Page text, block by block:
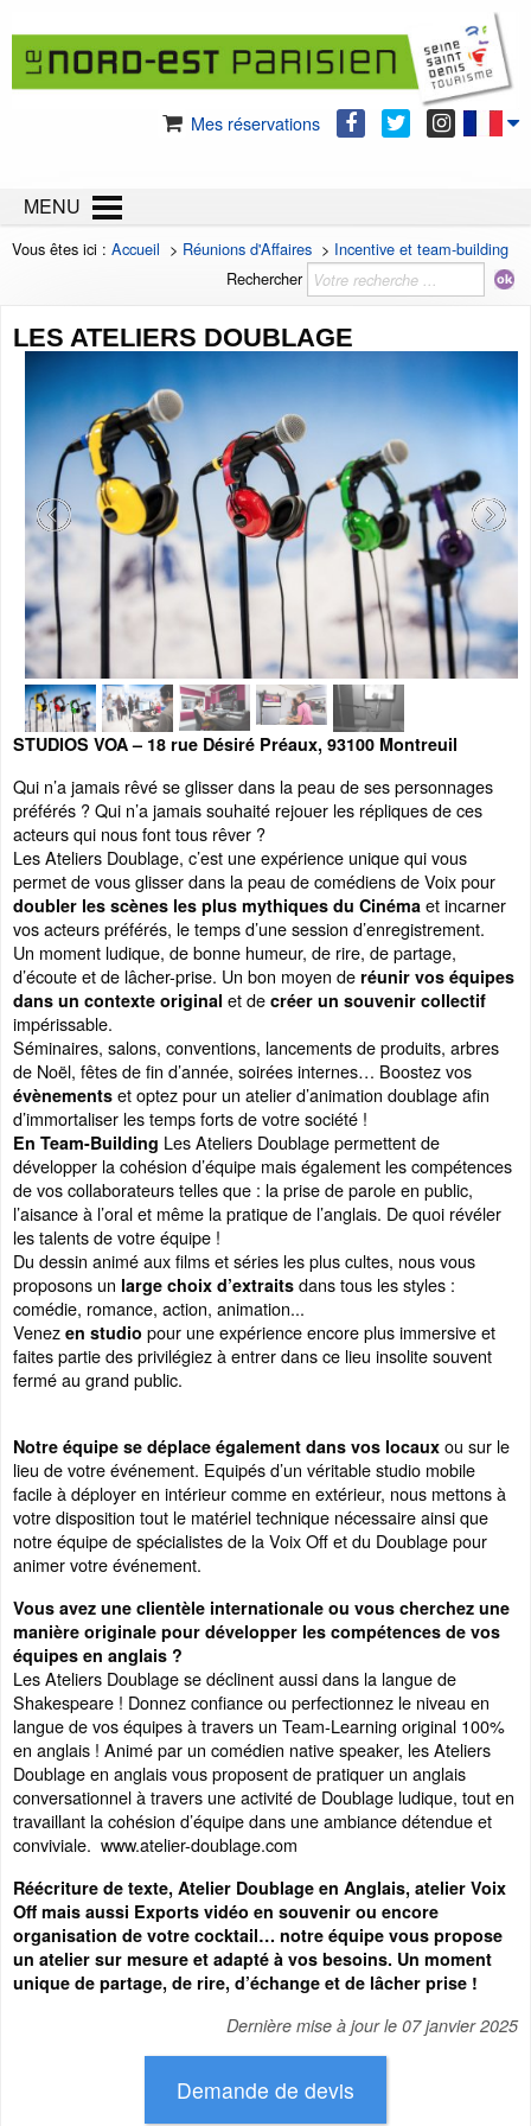
Mes réservations
MENU
Vous êtes ici : Accueil > Réunions d'Affaires > Incentive et team-building
Rechercher
LES ATELIERS DOUBLAGE
STUDIOS VOA – 18 rue Désiré Préaux, 93100 Montreuil
Qui n’a jamais rêvé se glisser dans la peau de ses personnages
préférés ? Qui n’a jamais souhaité rejouer les répliques de ces
acteurs qui nous font tous rêver ?
Les Ateliers Doublage, c’est une expérience unique qui vous
permet de vous glisser dans la peau de comédiens de Voix pour
doubler les scènes les plus mythiques du Cinéma et incarner
vos acteurs préférés, le temps d’une session d’enregistrement.
Un moment ludique, de bonne humeur, de rire, de partage,
d’écoute et de lâcher-prise. Un bon moyen de réunir vos équipes
dans un contexte original et de créer un souvenir collectif
impérissable.
Séminaires, salons, conventions, lancements de produits, arbres
de Noël, fêtes de fin d’année, soirées internes… Boostez vos
évènements et optez pour un atelier d’animation doublage afin
d’immortaliser les temps forts de votre société !
En Team-Building Les Ateliers Doublage permettent de
développer la cohésion d’équipe mais également les compétences
de vos collaborateurs telles que : la prise de parole en public,
l’aisance à l’oral et même la pratique de l’anglais. De quoi révéler
les talents de votre équipe !
Du dessin animé aux films et séries les plus cultes, nous vous
proposons un large choix d’extraits dans tous les styles :
comédie, romance, action, animation...
Venez en studio pour une expérience encore plus immersive et
faites partie des privilégiez à entrer dans ce lieu insolite souvent
fermé au grand public.
Notre équipe se déplace également dans vos locaux ou sur le
lieu de votre événement. Equipés d’un véritable studio mobile
facile à déployer en intérieur comme en extérieur, nous mettons à
votre disposition tout le matériel technique nécessaire ainsi que
notre équipe de spécialistes de la Voix Off et du Doublage pour
animer votre événement.
Vous avez une clientèle internationale ou vous cherchez une
manière originale pour développer les compétences de vos
équipes en anglais ?
Les Ateliers Doublage se déclinent aussi dans la langue de
Shakespeare ! Donnez confiance ou perfectionnez le niveau en
langue de vos équipes à travers un Team-Learning original 100%
en anglais ! Animé par un comédien native speaker, les Ateliers
Doublage en anglais vous proposent de pratiquer un anglais
conversationnel à travers une activité de Doublage ludique, tout en
travaillant la cohésion d’équipe dans une ambiance détendue et
conviviale. www.atelier-doublage.com
Réécriture de texte, Atelier Doublage en Anglais, atelier Voix
Off mais aussi Exports vidéo en souvenir ou encore
organisation de votre cocktail… notre équipe vous propose
un atelier sur mesure et adapté à vos besoins. Un moment
unique de partage, de rire, d’échange et de lâcher prise !
Dernière mise à jour le 07 janvier 2025